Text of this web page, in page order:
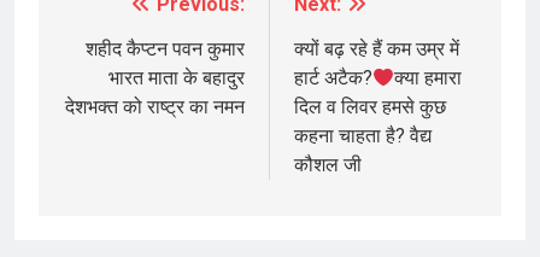
navigation
शहीद कैप्टन पवन कुमार
भारत माता के बहादुर
देशभक्त को राष्ट्र का नमन
क्यों बढ़ रहे हैं कम उम्र में
हार्ट अटैक?
क्या हमारा
दिल व लिवर हमसे कुछ
कहना चाहता है? वैद्य
कौशल जी